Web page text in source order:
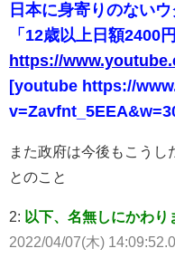
日本に身寄りのない
「12歳以上日額2400
https://
[youtube https://
また政府は今後もこうし
とのこと
2: 以下、名無しにかわ
2022/04/07(木)